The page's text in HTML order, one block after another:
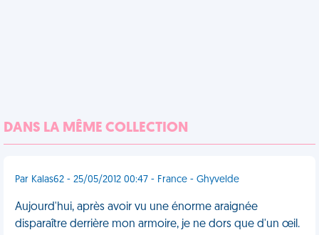
DANS LA MÊME COLLECTION
Par Kalas62 - 25/05/2012 00:47 - France - Ghyvelde
Aujourd'hui, après avoir vu une énorme araignée
disparaître derrière mon armoire, je ne dors que d'un œil.